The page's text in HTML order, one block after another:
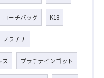
コーチバッグ K18
プラチナ
ス プラチナインゴット